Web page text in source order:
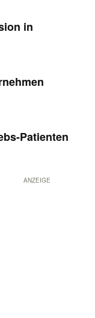
in
Patienten
ANZEIGE